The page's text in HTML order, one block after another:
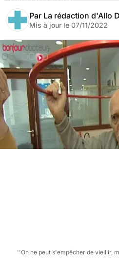
Par La rédaction d'Allo
Mis à jour le 07/11/2022
''On ne peut s'empêcher de vieillir,